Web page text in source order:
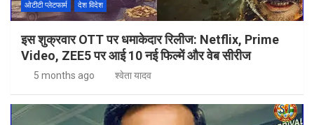
ओटीटी प्लेटफार्म देश विदेश
इस शुक्रवार OTT पर धमाकेदार रिलीज: Netflix, Prime
Video, ZEE5 पर आई 10 नई फिल्में और वेब सीरीज
5 months ago श्वेता यादव